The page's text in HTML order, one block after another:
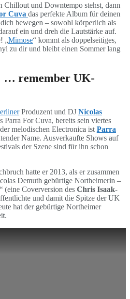
Chillout und Downtempo stehst, dann
Cuva das perfekte Album für deinen
bewegen – sowohl körperlich als
ein und dreh die Lautstärke auf.
„Mimose“ kommt als doppelseitiges,
zu dir und bleibt einen Sommer lang
… remember UK-
Produzent und DJ Nicolas
Parra For Cuva, bereits sein viertes
melodischen Electronica ist Parra
Name. Ausverkaufte Shows auf
der Szene sind für ihn schon
hatte er 2013, als er zusammen
Demuth gebürtige Northeimerin –
(eine Coverversion des Chris Isaak-
und damit die Spitze der UK
hat der gebürtige Northeimer